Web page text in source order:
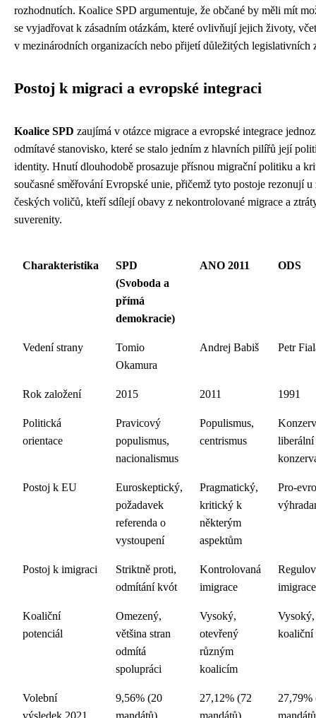
rozhodnutích. Koalice SPD argumentuje, že občané by měli mít
se vyjadřovat k zásadním otázkám, které ovlivňují jejich životy,
v mezinárodních organizacích nebo přijetí důležitých legislativních
Postoj k migraci a evropské integraci
Koalice SPD zaujímá v otázce migrace a evropské integrace
odmítavé stanovisko, které se stalo jedním z hlavních pilířů její
identity. Hnutí dlouhodobě prosazuje přísnou migrační politiku a
současné směřování Evropské unie, přičemž tyto postoje rezonují u
českých voličů, kteří sdílejí obavy z nekontrolované migrace a
suverenity.
Charakteristika
SPD
(Svoboda a
přímá
demokracie)
ANO 2011 ODS
Vedení strany
Tomio
Okamura
Andrej Babiš Petr
Rok založení 2015 2011 1991
Politická
orientace
Pravicový
populismus,
nacionalismus
Populismus,
centrismus
liberální
Postoj k EU
Euroskeptický,
požadavek
referenda o
vystoupení
Pragmatický,
kritický k
některým
aspektům
Pro-
Postoj k imigraci
Striktně proti,
odmítání kvót
Kontrolovaná
imigrace
imigrace
Koaliční
potenciál
Omezený,
většina stran
odmítá
spolupráci
Vysoký,
otevřený
různým
koalicím
koaliční
Volební
9,56% (20
27,12% (72
27,79%